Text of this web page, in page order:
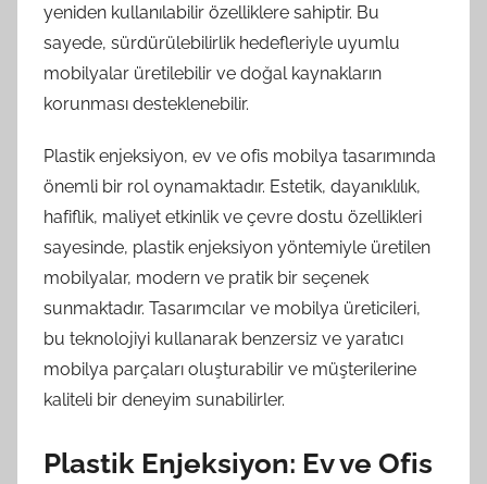
yeniden kullanılabilir özelliklere sahiptir. Bu
sayede, sürdürülebilirlik hedefleriyle uyumlu
mobilyalar üretilebilir ve doğal kaynakların
korunması desteklenebilir.
Plastik enjeksiyon, ev ve ofis mobilya tasarımında
önemli bir rol oynamaktadır. Estetik, dayanıklılık,
hafiflik, maliyet etkinlik ve çevre dostu özellikleri
sayesinde, plastik enjeksiyon yöntemiyle üretilen
mobilyalar, modern ve pratik bir seçenek
sunmaktadır. Tasarımcılar ve mobilya üreticileri,
bu teknolojiyi kullanarak benzersiz ve yaratıcı
mobilya parçaları oluşturabilir ve müşterilerine
kaliteli bir deneyim sunabilirler.
Plastik Enjeksiyon: Ev ve Ofis